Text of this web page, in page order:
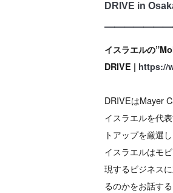
DRIVE in
イスラエルの
DRIVE | https://
DRIVEはMayer
イスラエルを代
トアップを厳選
イスラエルはモ
現するビジネス
るのかをお話す